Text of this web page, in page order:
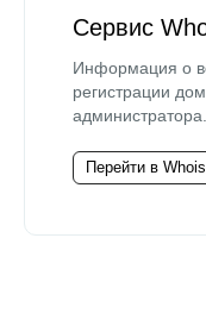
Сервис
Информация о
регистрации
администратора.
Перейти в Whois